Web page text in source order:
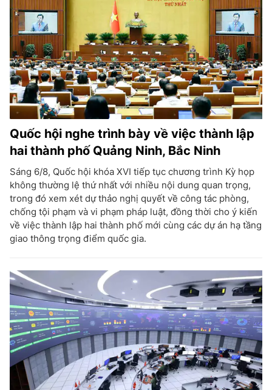
Quốc hội nghe trình bày về việc thành lập
hai thành phố Quảng Ninh, Bắc Ninh
Sáng 6/8, Quốc hội khóa XVI tiếp tục chương trình Kỳ họp
không thường lệ thứ nhất với nhiều nội dung quan trọng,
trong đó xem xét dự thảo nghị quyết về công tác phòng,
chống tội phạm và vi phạm pháp luật, đồng thời cho ý kiến
về việc thành lập hai thành phố mới cùng các dự án hạ tầng
giao thông trọng điểm quốc gia.